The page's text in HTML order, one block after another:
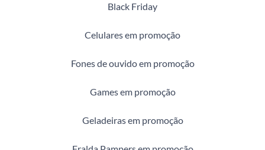
Black Friday
Celulares em promoção
Fones de ouvido em promoção
Games em promoção
Geladeiras em promoção